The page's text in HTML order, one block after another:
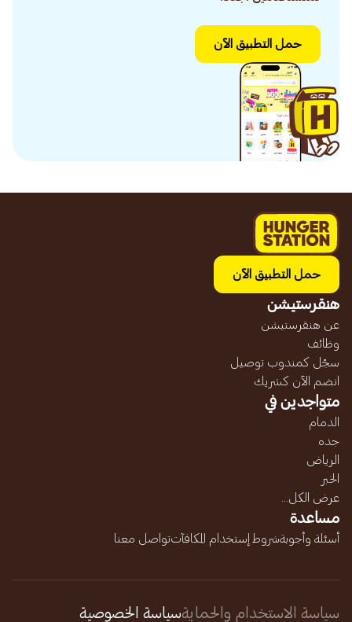
حمل التطبيق الآن
حمل التطبيق الآن
هنقرستيشن
عن هنقرستيشن
وظائف
سجّل كمندوب توصيل
انضم الآن كشريك
متواجدين في
الدمام
جده
الرياض
الخبر
عرض الكل...
مساعدة
أسئلة وأجوبةشروط إستخدام المكافآتتواصل معنا
سياسة الاستخدام والحمايةسياسة الخصوصية